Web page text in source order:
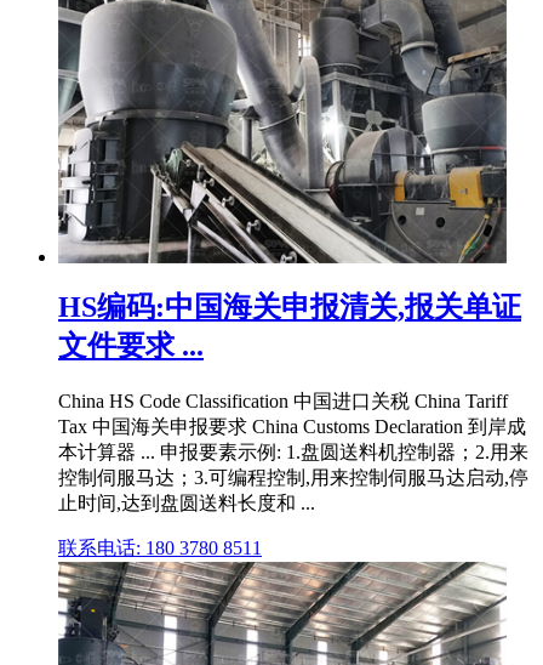
HS编码:中国海关申报清关,报关单证
文件要求 ...
China HS Code Classification 中国进口关税 China Tariff
Tax 中国海关申报要求 China Customs Declaration 到岸成
本计算器 ... 申报要素示例: 1.盘圆送料机控制器；2.用来
控制伺服马达；3.可编程控制,用来控制伺服马达启动,停
止时间,达到盘圆送料长度和 ...
联系电话: 180 3780 8511